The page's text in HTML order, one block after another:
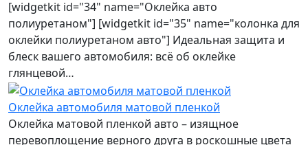
[widgetkit id="34" name="Оклейка авто
полиуретаном"] [widgetkit id="35" name="колонка для
оклейки полиуретаном авто"] Идеальная защита и
блеск вашего автомобиля: всё об оклейке
глянцевой…
Оклейка автомобиля матовой пленкой
Оклейка матовой пленкой авто – изящное
перевоплощение верного друга в роскошные цвета